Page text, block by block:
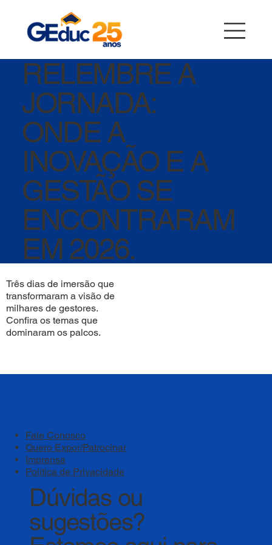
RELEMBRE A
JORNADA:
ONDE A
INOVAÇÃO E A
GESTÃO SE
ENCONTRARAM
EM 2026.
Três dias de imersão que
transformaram a visão de
milhares de gestores.
Confira os temas que
dominaram os palcos.
Fale Conosco
Quero Expor/Patrocinar
Imprensa
Política de Privacidade
Dúvidas ou
sugestões?